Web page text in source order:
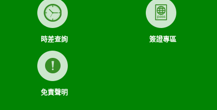
時差查詢 簽證專區
免責聲明